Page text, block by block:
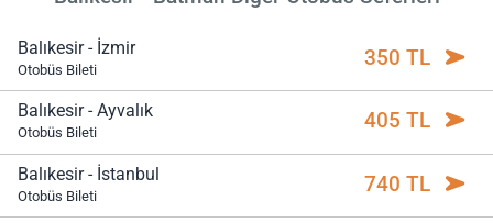
Balıkesir - İzmir
Otobüs Bileti 350 TL
Balıkesir - Ayvalık
Otobüs Bileti 405 TL
Balıkesir - İstanbul
Otobüs Bileti 740 TL